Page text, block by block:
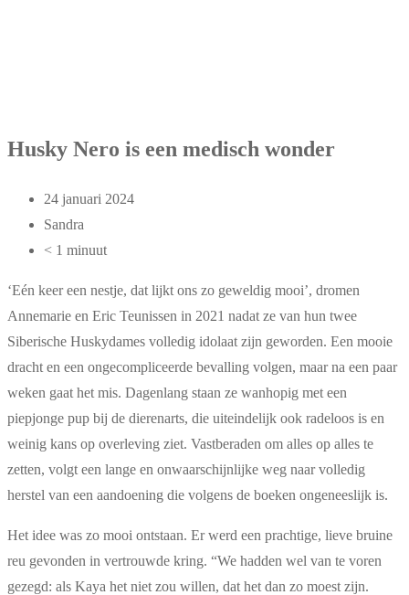
Husky Nero is een medisch wonder
24 januari 2024
Sandra
< 1 minuut
‘Eén keer een nestje, dat lijkt ons zo geweldig mooi’, dromen
Annemarie en Eric Teunissen in 2021 nadat ze van hun twee
Siberische Huskydames volledig idolaat zijn geworden. Een mooie
dracht en een ongecompliceerde bevalling volgen, maar na een paar
weken gaat het mis. Dagenlang staan ze wanhopig met een
piepjonge pup bij de dierenarts, die uiteindelijk ook radeloos is en
weinig kans op overleving ziet. Vastberaden om alles op alles te
zetten, volgt een lange en onwaarschijnlijke weg naar volledig
herstel van een aandoening die volgens de boeken ongeneeslijk is.
Het idee was zo mooi ontstaan. Er werd een prachtige, lieve bruine
reu gevonden in vertrouwde kring. “We hadden wel van te voren
gezegd: als Kaya het niet zou willen, dat het dan zo moest zijn.